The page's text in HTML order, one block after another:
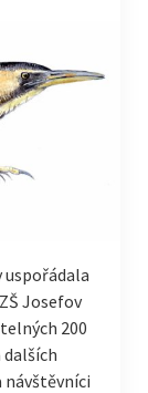
uspořádala
Josefov
200
návštěvníci